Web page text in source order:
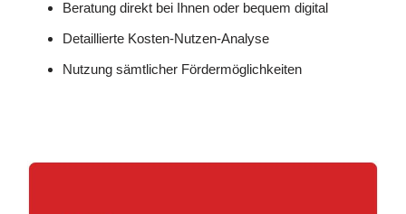
Beratung direkt bei Ihnen oder bequem digital
Detaillierte Kosten-Nutzen-Analyse
Nutzung sämtlicher Fördermöglichkeiten